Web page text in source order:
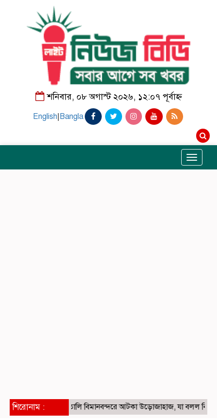
শনিবার, ০৮ অগাস্ট ২০২৬, ১২:০৭ পূর্বাহ্ন
English Bangla
Toggle
শিরোনাম :ইতালি বিমানবন্দরে আটকা উড়োজাহাজ, যা বলল বিমান কর্তৃপক্ষ